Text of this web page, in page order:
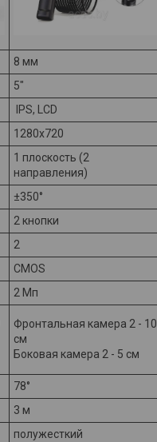
8 мм
5"
IPS, LCD
1280х720
1 плоскость (2
направления)
±350°
2 кнопки
2
CMOS
2 Мп
Фронтальная камера 2 - 10
см
Боковая камера 2 - 5 см
78°
3 м
полужесткий